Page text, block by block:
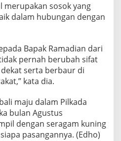
merupakan sosok yang
dalam hubungan dengan
Bapak Ramadian dari
pernah berubah sifat
serta berbaur di
kata dia.
maju dalam Pilkada
bulan Agustus
dengan seragam kuning
pasangannya. (Edho)